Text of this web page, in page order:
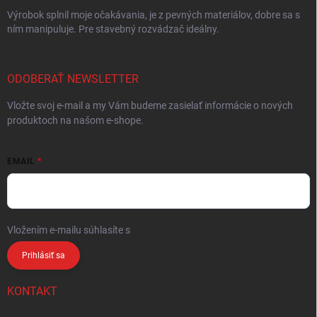
Výrobok splnil moje očakávania, je z pevných materiálov, dobre sa s
ním manipuluje. Pre stavebný rozvádzač ideálny.
ODOBERAŤ NEWSLETTER
Vložte svoj e-mail a my Vám budeme zasielať informácie o nových
produktoch na našom e-shope.
EMAIL
Vložením e-mailu súhlasíte s
Prihlásiť sa
KONTAKT